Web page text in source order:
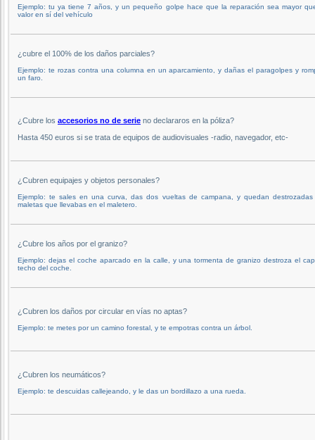
Ejemplo: tu ya tiene 7 años, y un pequeño golpe hace que la reparación sea mayor
valor en sí del vehículo
¿cubre el 100% de los daños parciales?
Ejemplo: te rozas contra una columna en un aparcamiento, y dañas el paragolpes y
un faro.
¿Cubre los accesorios no de serie no declararos en la póliza?
Hasta 450 euros si se trata de equipos de audiovisuales -radio, navegador, etc-
¿Cubren equipajes y objetos personales?
Ejemplo: te sales en una curva, das dos vueltas de campana, y quedan destrozadas
maletas que llevabas en el maletero.
¿Cubre los años por el granizo?
Ejemplo: dejas el coche aparcado en la calle, y una tormenta de granizo destroza el
techo del coche.
¿Cubren los daños por circular en vías no aptas?
Ejemplo: te metes por un camino forestal, y te empotras contra un árbol.
¿Cubren los neumáticos?
Ejemplo: te descuidas callejeando, y le das un bordillazo a una rueda.